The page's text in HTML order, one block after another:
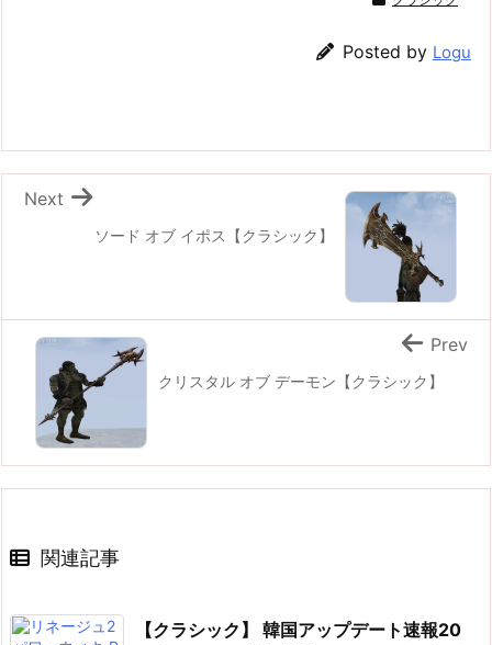
Posted by Logu
ソード オブ イポス【クラシック】
Next
クリスタル オブ デーモン【クラシック】
Prev
関連記事
【クラシック】 韓国アップデート速報20